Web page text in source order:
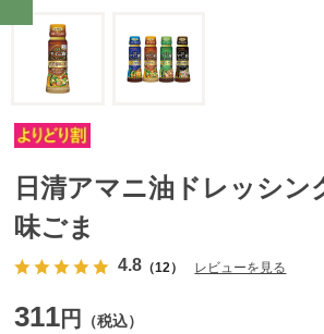
日清アマニ油ドレッシ
味ごま
4.8 （12） レビューを見る
311円 （税込）